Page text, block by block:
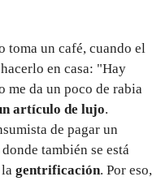
toma un café, cuando el
en casa: "Hay
me da un poco de rabia
artículo de lujo.
de pagar un
también se está
gentrificación. Por eso,